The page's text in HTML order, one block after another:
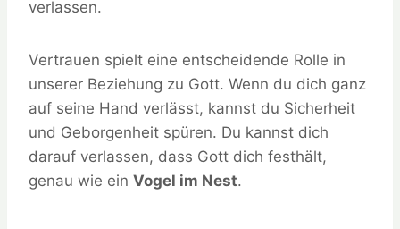
verlassen.
Vertrauen spielt eine entscheidende Rolle in
unserer Beziehung zu Gott. Wenn du dich ganz
auf seine Hand verlässt, kannst du Sicherheit
und Geborgenheit spüren. Du kannst dich
darauf verlassen, dass Gott dich festhält,
genau wie ein Vogel im Nest.